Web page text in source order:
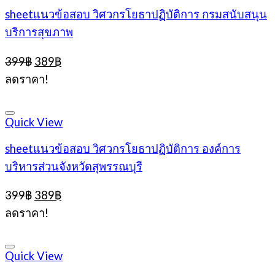
sheetแนวข้อสอบ วิศวกรโยธาปฏิบัติการ กรมสนับสนุน
บริการสุขภาพ
399฿ Original
price
was:
389฿Current
ลดราคา!
Quick View
sheetแนวข้อสอบ วิศวกรโยธาปฏิบัติการ องค์การ
บริหารส่วนจังหวัดสุพรรณบุรี
399฿ Original
price
was:
389฿Current
ลดราคา!
Quick View